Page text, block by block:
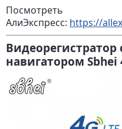
АлиЭкспресс: https://
Видеорегистратор
навигатором Sbhei